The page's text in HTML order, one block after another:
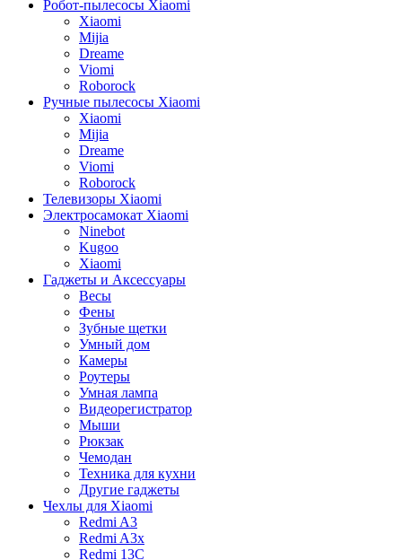
Робот-пылесосы Xiaomi
Xiaomi
Mijia
Dreame
Viomi
Roborock
Ручные пылесосы Xiaomi
Xiaomi
Mijia
Dreame
Viomi
Roborock
Телевизоры Xiaomi
Электросамокат Xiaomi
Ninebot
Kugoo
Xiaomi
Гаджеты и Аксессуары
Весы
Фены
Зубные щетки
Умный дом
Камеры
Роутеры
Умная лампа
Видеорегистратор
Мыши
Рюкзак
Чемодан
Техника для кухни
Другие гаджеты
Чехлы для Xiaomi
Redmi A3
Redmi A3x
Redmi 13C